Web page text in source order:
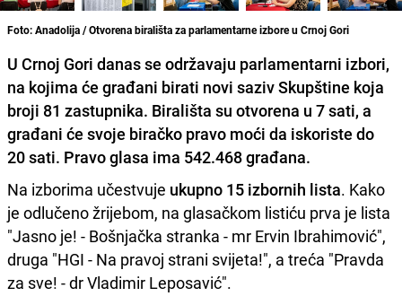
Foto: Anadolija / Otvorena birališta za parlamentarne izbore u Crnoj Gori
U Crnoj Gori danas se održavaju parlamentarni izbori,
na kojima će građani birati novi saziv Skupštine koja
broji 81 zastupnika. Birališta su otvorena u 7 sati, a
građani će svoje biračko pravo moći da iskoriste do
20 sati. Pravo glasa ima 542.468 građana.
Na izborima učestvuje ukupno 15 izbornih lista. Kako
je odlučeno žrijebom, na glasačkom listiću prva je lista
"Jasno je! - Bošnjačka stranka - mr Ervin Ibrahimović",
druga "HGI - Na pravoj strani svijeta!", a treća "Pravda
za sve! - dr Vladimir Leposavić".